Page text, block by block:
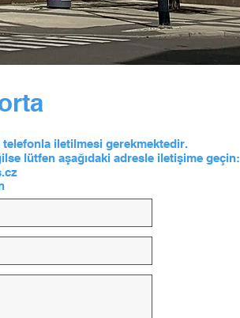
telefonla iletilmesi gerekmektedir.
lütfen aşağıdaki adresle iletişime geçin: